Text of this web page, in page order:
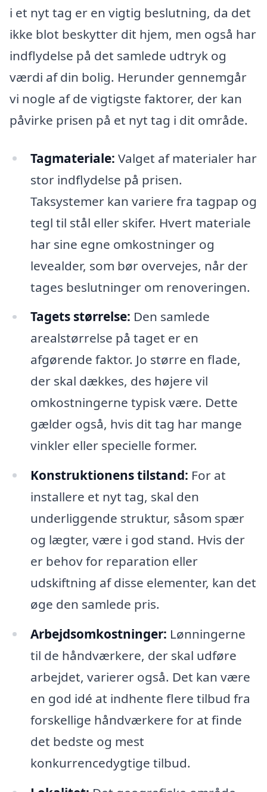
i et nyt tag er en vigtig beslutning, da det
ikke blot beskytter dit hjem, men også har
indflydelse på det samlede udtryk og
værdi af din bolig. Herunder gennemgår
vi nogle af de vigtigste faktorer, der kan
påvirke prisen på et nyt tag i dit område.
Tagmateriale: Valget af materialer har
stor indflydelse på prisen.
Taksystemer kan variere fra tagpap og
tegl til stål eller skifer. Hvert materiale
har sine egne omkostninger og
levealder, som bør overvejes, når der
tages beslutninger om renoveringen.
Tagets størrelse: Den samlede
arealstørrelse på taget er en
afgørende faktor. Jo større en flade,
der skal dækkes, des højere vil
omkostningerne typisk være. Dette
gælder også, hvis dit tag har mange
vinkler eller specielle former.
Konstruktionens tilstand: For at
installere et nyt tag, skal den
underliggende struktur, såsom spær
og lægter, være i god stand. Hvis der
er behov for reparation eller
udskiftning af disse elementer, kan det
øge den samlede pris.
Arbejdsomkostninger: Lønningerne
til de håndværkere, der skal udføre
arbejdet, varierer også. Det kan være
en god idé at indhente flere tilbud fra
forskellige håndværkere for at finde
det bedste og mest
konkurrencedygtige tilbud.